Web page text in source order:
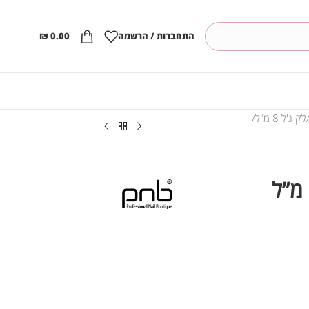
התחברות / הרשמה ₪0.00
לק ג'ל 8 מ"ל